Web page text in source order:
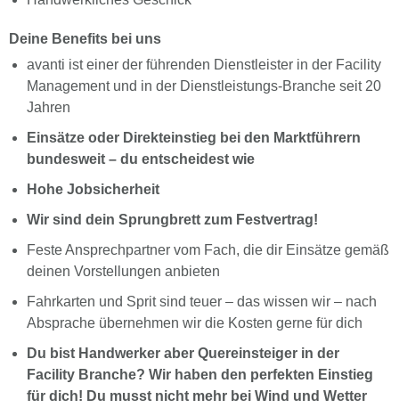
Deine Benefits bei uns
avanti ist einer der führenden Dienstleister in der Facility
Management und in der Dienstleistungs-Branche seit 20
Jahren
Einsätze oder Direkteinstieg bei den Marktführern
bundesweit – du entscheidest wie
Hohe Jobsicherheit
Wir sind dein Sprungbrett zum Festvertrag!
Feste Ansprechpartner vom Fach, die dir Einsätze gemäß
deinen Vorstellungen anbieten
Fahrkarten und Sprit sind teuer – das wissen wir – nach
Absprache übernehmen wir die Kosten gerne für dich
Du bist Handwerker aber Quereinsteiger in der
Facility Branche? Wir haben den perfekten Einstieg
für dich! Du musst nicht mehr bei Wind und Wetter